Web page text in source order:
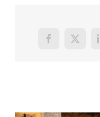
Facebook
X